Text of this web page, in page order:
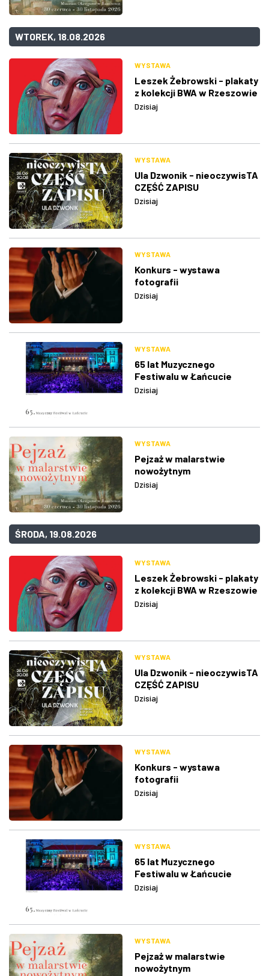
WTOREK, 18.08.2026
WYSTAWA
Leszek Żebrowski - plakaty
z kolekcji BWA w Rzeszowie
Dzisiaj
WYSTAWA
Ula Dzwonik - nieoczywisTA
CZĘŚĆ ZAPISU
Dzisiaj
WYSTAWA
Konkurs - wystawa
fotografii
Dzisiaj
WYSTAWA
65 lat Muzycznego
Festiwalu w Łańcucie
Dzisiaj
WYSTAWA
Pejzaż w malarstwie
nowożytnym
Dzisiaj
ŚRODA, 19.08.2026
WYSTAWA
Leszek Żebrowski - plakaty
z kolekcji BWA w Rzeszowie
Dzisiaj
WYSTAWA
Ula Dzwonik - nieoczywisTA
CZĘŚĆ ZAPISU
Dzisiaj
WYSTAWA
Konkurs - wystawa
fotografii
Dzisiaj
WYSTAWA
65 lat Muzycznego
Festiwalu w Łańcucie
Dzisiaj
WYSTAWA
Pejzaż w malarstwie
nowożytnym